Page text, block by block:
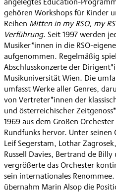
gehören Workshops für Kinder
Reihen Mitten in my RSO, my
Verführung. Seit 1997 werden
Musiker*innen in die RSO-
aufgenommen. Regelmäßig
Abschlusskonzerte der
Musikuniversität Wien. Die
umfasst Werke aller Genres,
von Vertreter*innen der
und österreichischer
1969 aus dem Großen
Rundfunks hervor. Unter
Leif Segerstam, Lothar
Russell Davies, Bertrand de
vergrößerte das Orchester
sein internationales
übernahm Marin Alsop die